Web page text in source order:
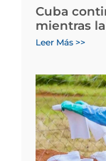
Cuba
mientras
Leer Más >>